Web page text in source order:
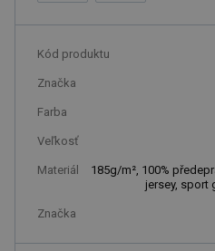
Kód produktu
Značka
Farba
Veľkosť
Materiál
185g/m², 100%
jersey, sport
Značka